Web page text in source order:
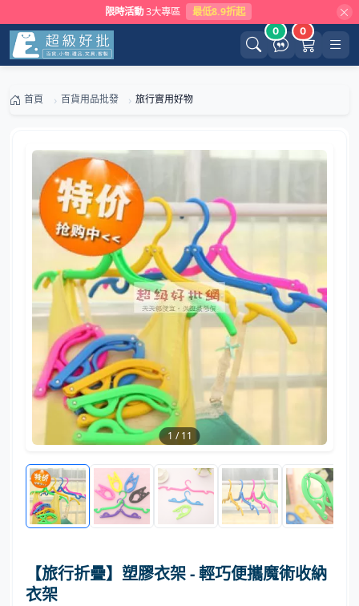
限時活動 3大專區 最低8.9折起
0 0
首頁 百貨用品批發 旅行實用好物
1 /11
【旅行折疊】塑膠衣架 - 輕巧便攜魔術收納
衣架